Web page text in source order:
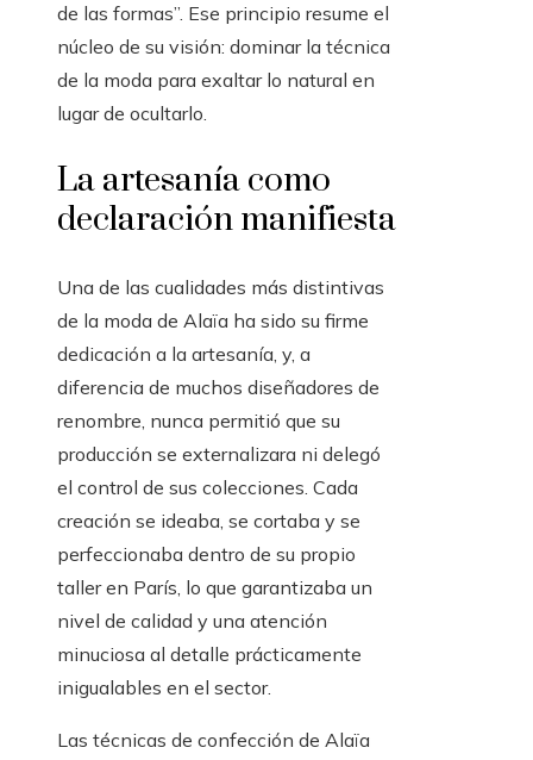
de las formas”. Ese principio resume el
núcleo de su visión: dominar la técnica
de la moda para exaltar lo natural en
lugar de ocultarlo.
La artesanía como
declaración manifiesta
Una de las cualidades más distintivas
de la moda de Alaïa ha sido su firme
dedicación a la artesanía, y, a
diferencia de muchos diseñadores de
renombre, nunca permitió que su
producción se externalizara ni delegó
el control de sus colecciones. Cada
creación se ideaba, se cortaba y se
perfeccionaba dentro de su propio
taller en París, lo que garantizaba un
nivel de calidad y una atención
minuciosa al detalle prácticamente
inigualables en el sector.
Las técnicas de confección de Alaïa